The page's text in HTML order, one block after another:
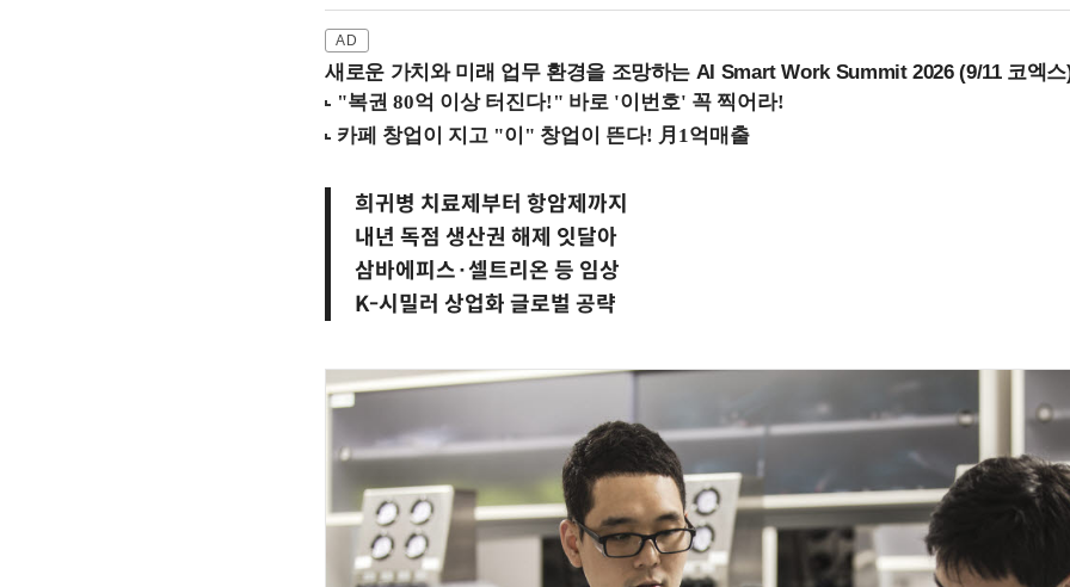
새로운 가치와 미래 업무 환경을 조망하는 AI Smart Work Summit 2026 (9/11 코엑
희귀병 치료제부터 항암제까지
내년 독점 생산권 해제 잇달아
삼바에피스·셀트리온 등 임상
K-시밀러 상업화 글로벌 공략